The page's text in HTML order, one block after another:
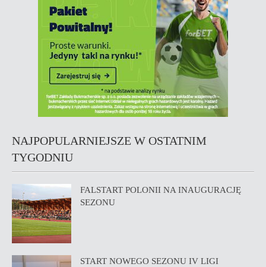
NAJPOPULARNIEJSZE W OSTATNIM
TYGODNIU
FALSTART POLONII NA INAUGURACJĘ
SEZONU
START NOWEGO SEZONU IV LIGI